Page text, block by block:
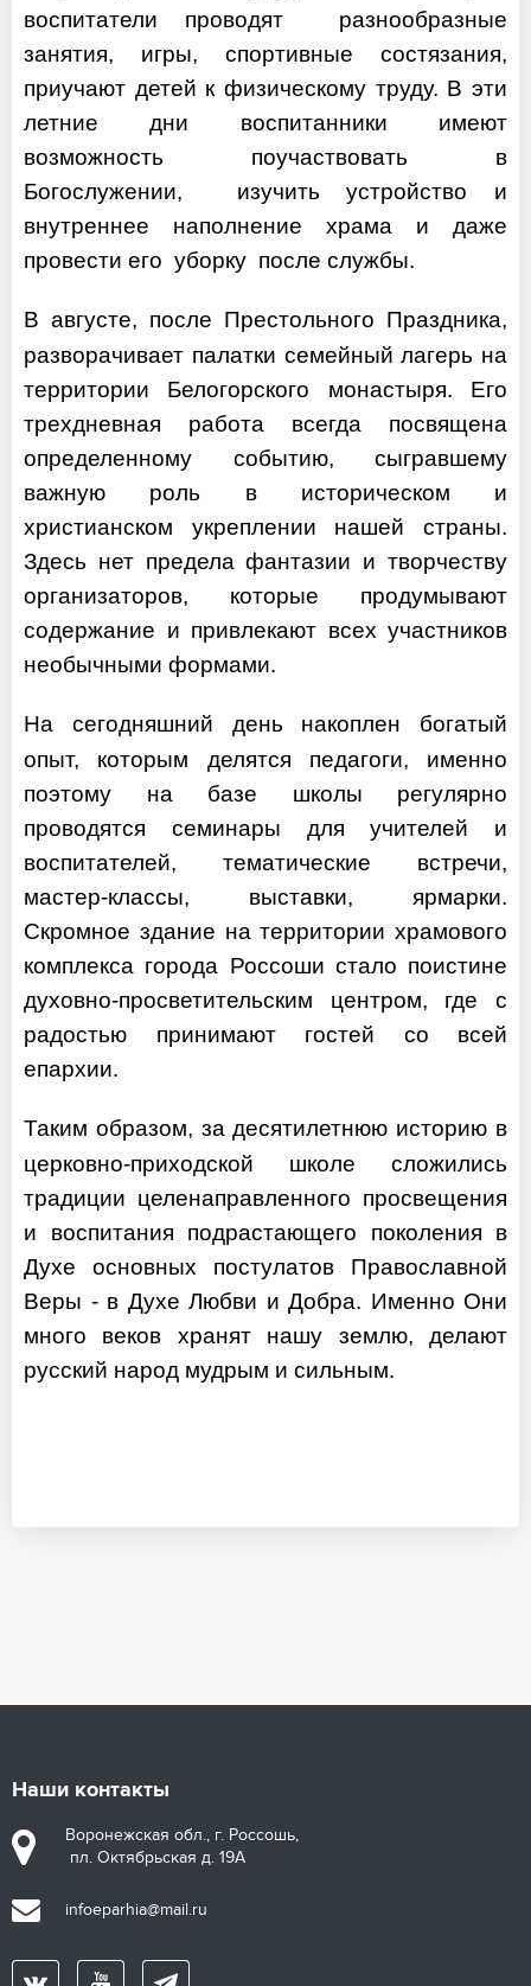
воспитатели проводят разнообразные
занятия, игры, спортивные состязания,
приучают детей к физическому труду. В эти
летние дни воспитанники имеют
возможность поучаствовать в
Богослужении, изучить устройство и
внутреннее наполнение храма и даже
провести его уборку после службы.
В августе, после Престольного Праздника,
разворачивает палатки семейный лагерь на
территории Белогорского монастыря. Его
трехдневная работа всегда посвящена
определенному событию, сыгравшему
важную роль в историческом и
христианском укреплении нашей страны.
Здесь нет предела фантазии и творчеству
организаторов, которые продумывают
содержание и привлекают всех участников
необычными формами.
На сегодняшний день накоплен богатый
опыт, которым делятся педагоги, именно
поэтому на базе школы регулярно
проводятся семинары для учителей и
воспитателей, тематические встречи,
мастер-классы, выставки, ярмарки.
Скромное здание на территории храмового
комплекса города Россоши стало поистине
духовно-просветительским центром, где с
радостью принимают гостей со всей
епархии.
Таким образом, за десятилетнюю историю в
церковно-приходской школе сложились
традиции целенаправленного просвещения
и воспитания подрастающего поколения в
Духе основных постулатов Православной
Веры - в Духе Любви и Добра. Именно Они
много веков хранят нашу землю, делают
русский народ мудрым и сильным.
Наши контакты
Воронежская обл., г. Россошь,
пл. Октябрьская д. 19А
infoeparhia@mail.ru